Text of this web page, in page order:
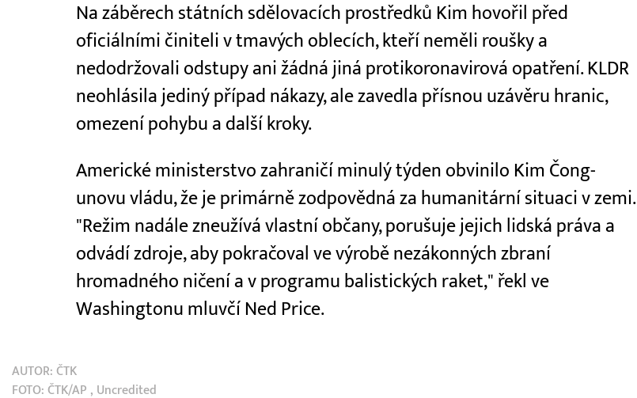
Na záběrech státních sdělovacích prostředků Kim hovořil před
oficiálními činiteli v tmavých oblecích, kteří neměli roušky a
nedodržovali odstupy ani žádná jiná protikoronavirová opatření. KLDR
neohlásila jediný případ nákazy, ale zavedla přísnou uzávěru hranic,
omezení pohybu a další kroky.
Americké ministerstvo zahraničí minulý týden obvinilo Kim Čong-
unovu vládu, že je primárně zodpovědná za humanitární situaci v zemi.
"Režim nadále zneužívá vlastní občany, porušuje jejich lidská práva a
odvádí zdroje, aby pokračoval ve výrobě nezákonných zbraní
hromadného ničení a v programu balistických raket," řekl ve
Washingtonu mluvčí Ned Price.
AUTOR: ČTK
FOTO: ČTK/AP , Uncredited